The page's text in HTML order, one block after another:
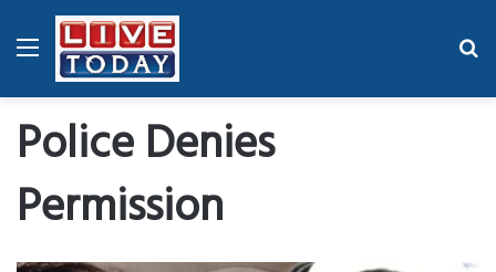
Menu
Police Denies
Permission